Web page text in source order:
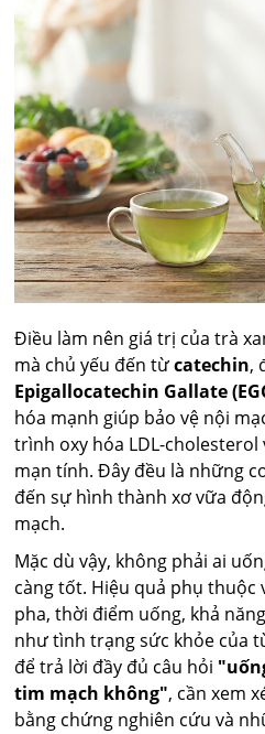
Điều làm nên giá trị của trà
mà chủ yếu đến từcatechin,
Epigallocatechin Gallate
hóa mạnh giúp bảo vệ nội
trình oxy hóa LDL-
mạn tính. Đây đều là những
đến sự hình thành xơ vữa
mạch.
Mặc dù vậy, không phải ai
càng tốt. Hiệu quả phụ thuộc
pha, thời điểm uống, khả
như tình trạng sức khỏe của
để trả lời đầy đủ câu hỏi
tim mạch không", cần xem
bằng chứng nghiên cứu và